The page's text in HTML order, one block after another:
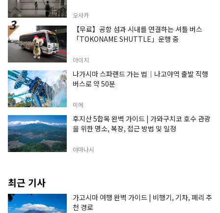
오사카
【무료】공항 섬과 시내를 연결하는 셔틀 버스
「TOKONAME SHUTTLE」운행 중
아이치
나가시마 스파랜드 가는 법｜나고야역 출발 직행
버스로 약 50분
미에
후지산 5합목 완벽 가이드 | 가와구치코 호수 관광
을 위한 명소, 복장, 접근 방법 및 일정
야마나시
최근 기사
가고시마 여행 완벽 가이드 | 비행기, 기차, 페리 추
천 경로